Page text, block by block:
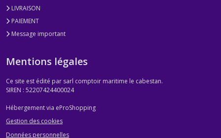
LIVRAISON
PAIEMENT
Message important
Mentions légales
Ce site est édité par sarl comptoir maritime le cabestan.
SIREN : 52207424400024
Hébergement via eProShopping
Gestion des cookies
Données personnelles